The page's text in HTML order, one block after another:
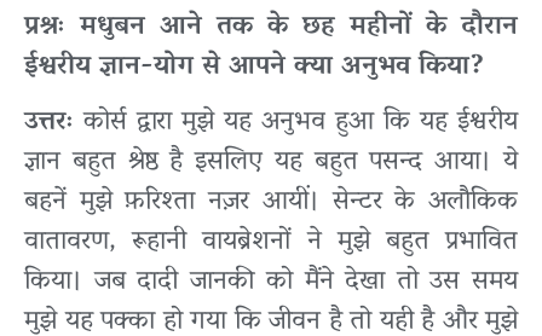
प्रश्नः मधुबन आने तक के छह महीनों के दौरान
ईश्वरीय ज्ञान-योग से आपने क्या अनुभव किया?
उत्तरः कोर्स द्वारा मुझे यह अनुभव हुआ कि यह ईश्वरीय
ज्ञान बहुत श्रेष्ठ है इसलिए यह बहुत पसन्द आया। ये
बहनें मुझे फ़रिश्ता नज़र आयीं। सेन्टर के अलौकिक
वातावरण, रूहानी वायब्रेशनों ने मुझे बहुत प्रभावित
किया। जब दादी जानकी को मैंने देखा तो उस समय
मुझे यह पक्का हो गया कि जीवन है तो यही है और मुझे